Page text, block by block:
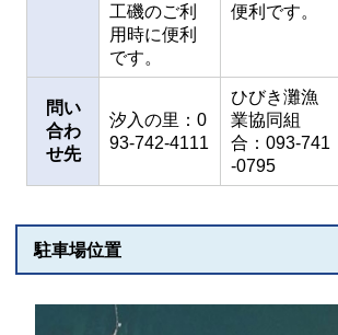
工磯のご利
用時に便利
です。
便利です。
問い
合わ
せ先
汐入の里：0
93-742-4111
ひびき灘漁
業協同組
合：093-741
-0795
駐車場位置